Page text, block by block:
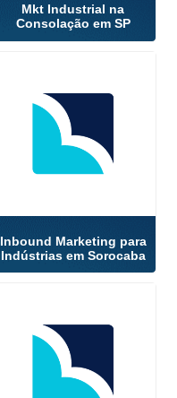
Mkt Industrial na
Consolação em SP
Inbound Marketing para
Indústrias em Sorocaba